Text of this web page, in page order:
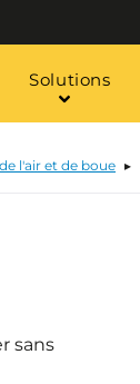
Solutions
l'air et de boue
sans